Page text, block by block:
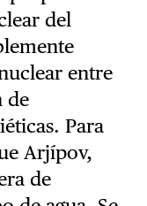
del
entre
de
Para
Arjípov,
de